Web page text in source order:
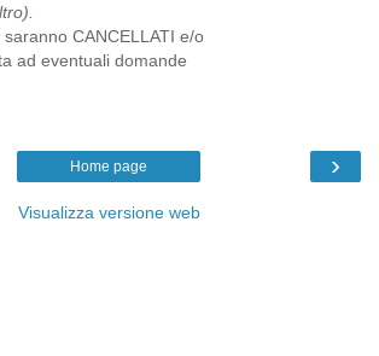
CANCELLATI e/o
ad eventuali domande
›
Home page
Visualizza versione web